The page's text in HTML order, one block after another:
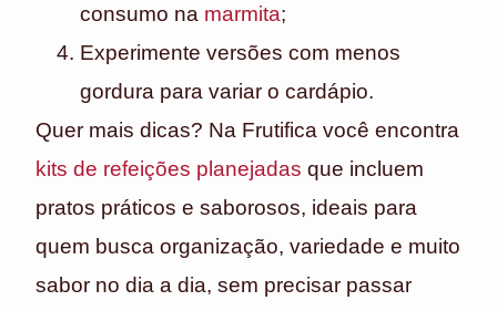
consumo na marmita;
Experimente versões com menos
gordura para variar o cardápio.
Quer mais dicas? Na Frutifica você encontra
kits de refeições planejadas que incluem
pratos práticos e saborosos, ideais para
quem busca organização, variedade e muito
sabor no dia a dia, sem precisar passar